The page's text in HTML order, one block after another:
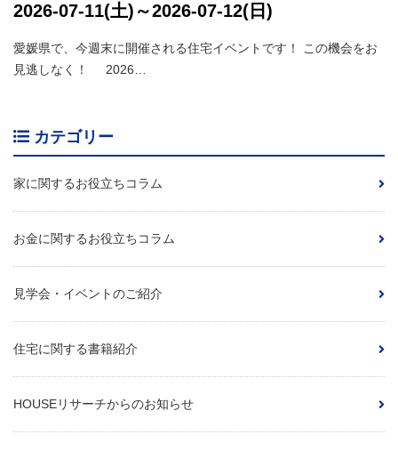
2026-07-11(土)～2026-07-12(日)
愛媛県で、今週末に開催される住宅イベントです！ この機会をお
見逃しなく！ 2026…
カテゴリー
家に関するお役立ちコラム
お金に関するお役立ちコラム
見学会・イベントのご紹介
住宅に関する書籍紹介
HOUSEリサーチからのお知らせ